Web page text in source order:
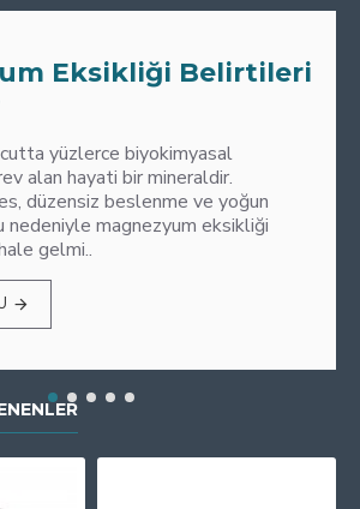
Eksikliği Belirtileri
yüzlerce biyokimyasal
alan hayati bir mineraldir.
düzensiz beslenme ve yoğun
nedeniyle magnezyum eksikliği
gelmi..